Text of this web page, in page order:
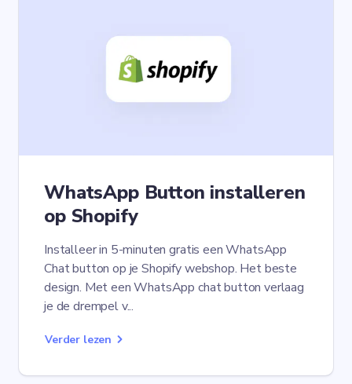
WhatsApp Button installeren
op Shopify
Installeer in 5-minuten gratis een WhatsApp
Chat button op je Shopify webshop. Het beste
design. Met een WhatsApp chat button verlaag
je de drempel v...
Verder lezen